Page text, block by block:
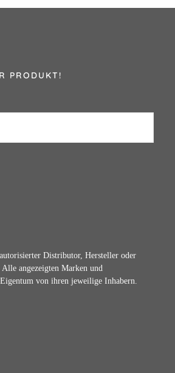
PRODUKT!
Distributor, Hersteller oder
angezeigten Marken und
von ihren jeweilige Inhabern.